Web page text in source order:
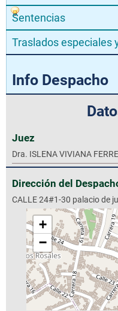
Sentencias
Traslados especiales
Info Despacho
Juez
Dra. ISLENA VIVIANA
Dirección del
CALLE 24#1-30 palacio de
+
−